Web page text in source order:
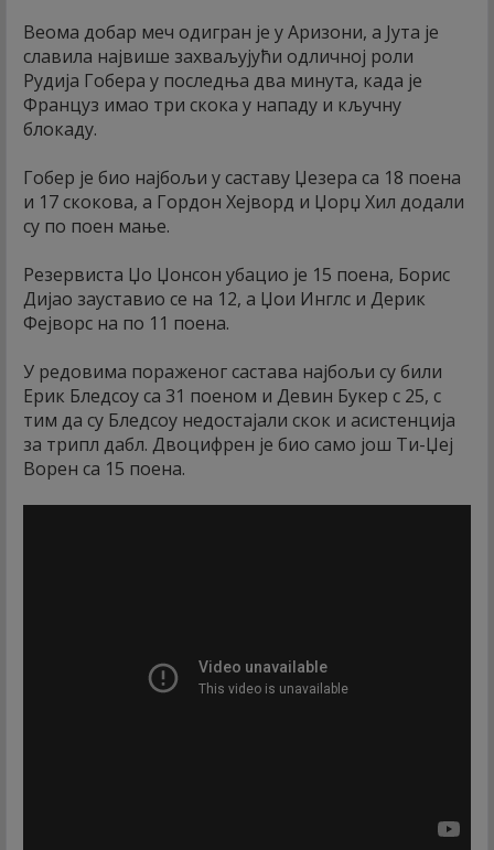
Веома добар меч одигран је у Аризони, а Јута је
славила највише захваљујући одличној роли
Рудија Гобера у последња два минута, када је
Француз имао три скока у нападу и кључну
блокаду.
Гобер је био најбољи у саставу Џезера са 18 поена
и 17 скокова, а Гордон Хејворд и Џорџ Хил додали
су по поен мање.
Резервиста Џо Џонсон убацио је 15 поена, Борис
Дијао зауставио се на 12, а Џои Инглс и Дерик
Фејворс на по 11 поена.
У редовима пораженог састава најбољи су били
Ерик Бледсоу са 31 поеном и Девин Букер с 25, с
тим да су Бледсоу недостајали скок и асистенција
за трипл дабл. Двоцифрен је био само још Ти-Џеј
Ворен са 15 поена.